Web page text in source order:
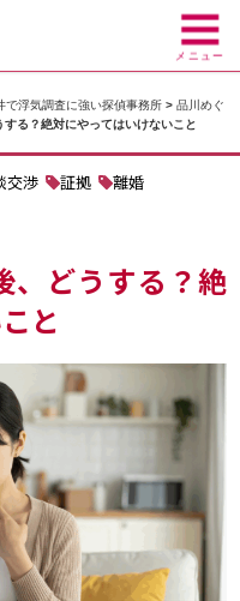
メニュー
で浮気調査に強い探偵事務所> 品川めぐ
る？絶対にやってはいけないこと
交渉 証拠 離婚
、どうする？絶
と